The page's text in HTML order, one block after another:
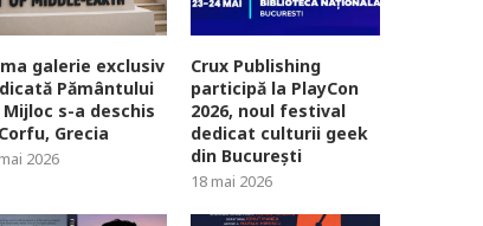
galerie exclusiv
Pământului
Mijloc s-a deschis
Grecia
2026
Crux Publishing
participă la PlayCon
2026, noul festival
dedicat culturii geek
din București
18 mai 2026